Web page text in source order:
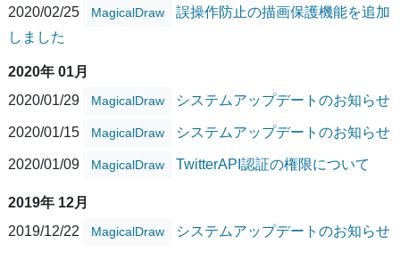
2020/02/25
MagicalDraw
誤操作防止の描画保護機能を追加
しました
2020年 01月
2020/01/29
MagicalDraw システムアップデートのお知らせ
2020/01/15 MagicalDraw システムアップデートのお知らせ
2020/01/09 MagicalDraw TwitterAPI認証の権限について
2019年 12月
2019/12/22
MagicalDraw システムアップデートのお知らせ